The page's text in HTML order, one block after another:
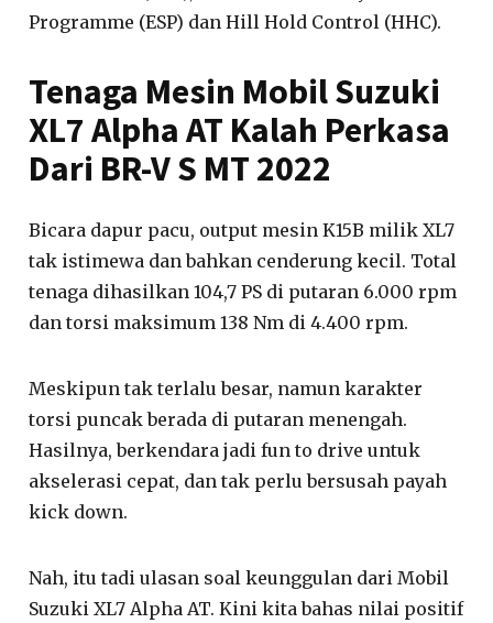
Programme (ESP) dan Hill Hold Control (HHC).
Tenaga Mesin Mobil Suzuki
XL7 Alpha AT Kalah Perkasa
Dari BR-V S MT 2022
Bicara dapur pacu, output mesin K15B milik XL7
tak istimewa dan bahkan cenderung kecil. Total
tenaga dihasilkan 104,7 PS di putaran 6.000 rpm
dan torsi maksimum 138 Nm di 4.400 rpm.
Meskipun tak terlalu besar, namun karakter
torsi puncak berada di putaran menengah.
Hasilnya, berkendara jadi fun to drive untuk
akselerasi cepat, dan tak perlu bersusah payah
kick down.
Nah, itu tadi ulasan soal keunggulan dari Mobil
Suzuki XL7 Alpha AT. Kini kita bahas nilai positif